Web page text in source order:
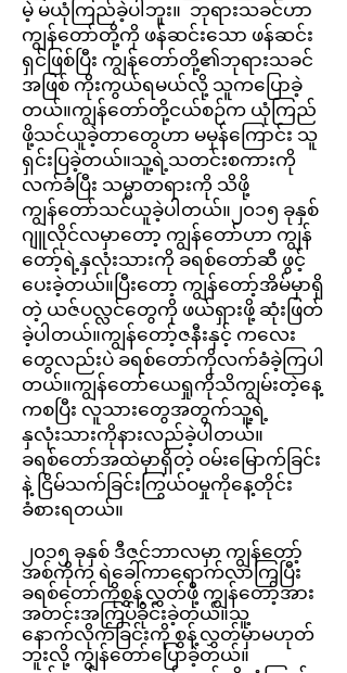
မဲ့ မယုံကြည်ခဲ့ပါဘူး။ ဘုရားသခင်ဟာ
ကျွန်တော်တို့ကို ဖန်ဆင်းသော ဖန်ဆင်း
ရှင်ဖြစ်ပြီး ကျွန်တော်တို့၏ဘုရားသခင်
အဖြစ် ကိုးကွယ်ရမယ်လို့ သူကပြောခဲ့
တယ်။ကျွန်တော်တို့ငယ်စဉ်က ယုံကြည်
ဖို့သင်ယူခဲ့တာတွေဟာ မမှန်ကြောင်း သူ
ရှင်းပြခဲ့တယ်။သူ့ရဲ့သတင်းစကားကို
လက်ခံပြီး သမ္မာတရားကို သိဖို့
ကျွန်တော်သင်ယူခဲ့ပါတယ်။၂၀၁၅ ခုနှစ်
ဂျူလိုင်လမှာတော့ ကျွန်တော်ဟာ ကျွန်
တော့်ရဲ့နှလုံးသားကို ခရစ်တော်ဆီ ဖွင့်
ပေးခဲ့တယ်။ပြီးတော့ ကျွန်တော့်အိမ်မှာရှိ
တဲ့ ယဇ်ပလ္လင်တွေကို ဖယ်ရှားဖို့ ဆုံးဖြတ်
ခဲ့ပါတယ်။ကျွန်တော့်ဇနီးနှင့် ကလေး
တွေလည်းပဲ ခရစ်တော်ကိုလက်ခံခဲ့ကြပါ
တယ်။ကျွန်တော်ယေရှုကိုသိကျွမ်းတဲ့နေ့
ကစပြီး လူသားတွေအတွက်သူ့ရဲ့
နှလုံးသားကိုနားလည်ခဲ့ပါတယ်။
ခရစ်တော်အထဲမှာရှိတဲ့ ဝမ်းမြောက်ခြင်း
နဲ့ ငြိမ်သက်ခြင်းကြွယ်ဝမှုကိုနေ့တိုင်း
ခံစားရတယ်။
၂၀၁၅ ခုနှစ် ဒီဇင်ဘာလမှာ ကျွန်တော့်
အစ်ကိုက ရဲခေါ်ကာရောက်လာကြပြီး
ခရစ်တော်ကိုစွန့်လွှတ်ဖို့ ကျွန်တော့်အား
အတင်းအကြပ်ခိုင်းခဲ့တယ်။သူ့
နောက်လိုက်ခြင်းကို စွန့်လွှတ်မှာမဟုတ်
ဘူးလို့ ကျွန်တော်ပြောခဲ့တယ်။